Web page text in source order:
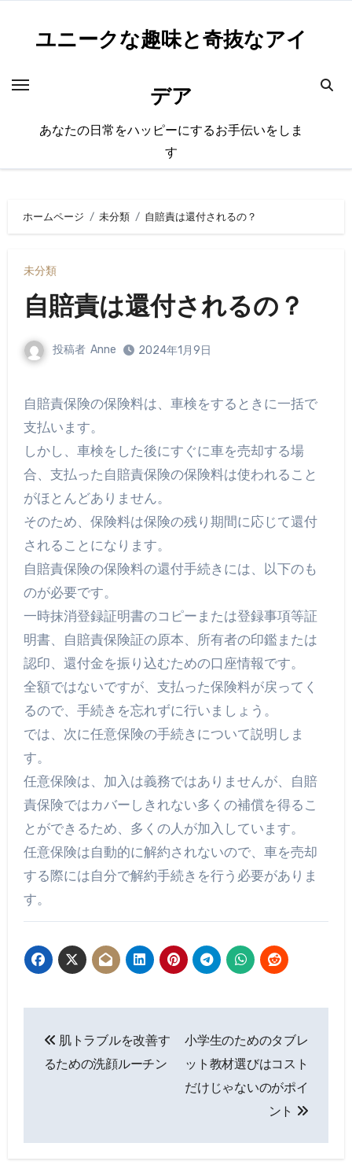
ユニークな趣味と奇抜なアイ
デア
あなたの日常をハッピーにするお手伝いをしま
す
ホームページ 未分類 自賠責は還付されるの？
未分類
自賠責は還付されるの？
投稿者 Anne 2024年1月9日
自賠責保険の保険料は、車検をするときに一括で
支払います。
しかし、車検をした後にすぐに車を売却する場
合、支払った自賠責保険の保険料は使われること
がほとんどありません。
そのため、保険料は保険の残り期間に応じて還付
されることになります。
自賠責保険の保険料の還付手続きには、以下のも
のが必要です。
一時抹消登録証明書のコピーまたは登録事項等証
明書、自賠責保険証の原本、所有者の印鑑または
認印、還付金を振り込むための口座情報です。
全額ではないですが、支払った保険料が戻ってく
るので、手続きを忘れずに行いましょう。
では、次に任意保険の手続きについて説明しま
す。
任意保険は、加入は義務ではありませんが、自賠
責保険ではカバーしきれない多くの補償を得るこ
とができるため、多くの人が加入しています。
任意保険は自動的に解約されないので、車を売却
する際には自分で解約手続きを行う必要がありま
す。
稿
ゲ
肌トラブルを改善す
るための洗顔ルーチン
小学生のためのタブレ
ット教材選びはコスト
だけじゃないのがポイ
ント